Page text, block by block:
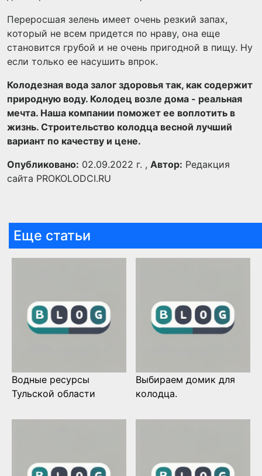
Переросшая зелень имеет очень резкий запах,
который не всем придется по нраву, она еще
становится грубой и не очень пригодной в пищу. Ну
если только ее насушить впрок.
Колодезная вода залог здоровья так, как содержит
природную воду. Колодец возле дома - реальная
мечта. Наша компании поможет ее воплотить в
жизнь. Строительство колодца весной лучший
вариант по качеству и цене.
Опубликовано: 02.09.2022 г. , Автор: Редакция
сайта PROKOLODCI.RU
Еще статьи
Водные ресурсы
Тульской области
Выбираем домик для
колодца.